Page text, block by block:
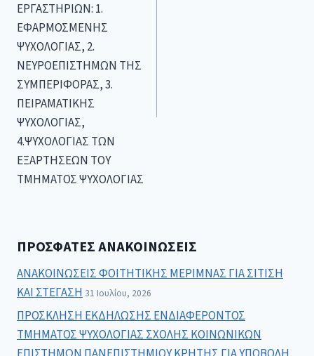
ΕΡΓΑΣΤΗΡΙΩΝ: 1.
ΕΦΑΡΜΟΣΜΕΝΗΣ
ΨΥΧΟΛΟΓΙΑΣ, 2.
ΝΕΥΡΟΕΠΙΣΤΗΜΩΝ ΤΗΣ
ΣΥΜΠΕΡΙΦΟΡΑΣ, 3.
ΠΕΙΡΑΜΑΤΙΚΗΣ
ΨΥΧΟΛΟΓΙΑΣ,
4.ΨΥΧΟΛΟΓΙΑΣ ΤΩΝ
ΕΞΑΡΤΗΣΕΩΝ ΤΟΥ
ΤΜΗΜΑΤΟΣ ΨΥΧΟΛΟΓΙΑΣ
ΠΡΌΣΦΑΤΕΣ ΑΝΑΚΟΙΝΏΣΕΙΣ
ΑΝΑΚΟΙΝΩΣΕΙΣ ΦΟΙΤΗΤΙΚΗΣ ΜΕΡΙΜΝΑΣ ΓΙΑ ΣΙΤΙΣΗ
ΚΑΙ ΣΤΕΓΑΣΗ 31 Ιουλίου, 2026
ΠΡΟΣΚΛΗΣΗ ΕΚΔΗΛΩΣΗΣ ΕΝΔΙΑΦΕΡΟΝΤΟΣ
ΤΜΗΜΑΤΟΣ ΨΥΧΟΛΟΓΙΑΣ ΣΧΟΛΗΣ ΚΟΙΝΩΝΙΚΩΝ